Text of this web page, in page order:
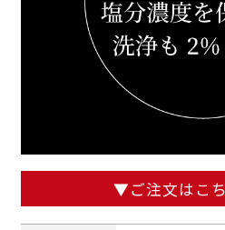
▼ご注文はこ